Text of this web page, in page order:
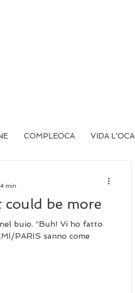
COMPLEOCA VIDA L'OCA
could be more
buio. “Buh! Vi ho fatto
PARIS sanno come
min